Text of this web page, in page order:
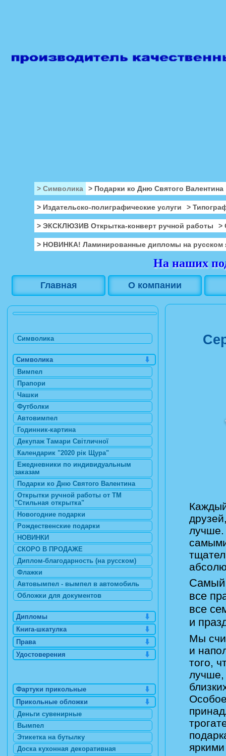
> Символика > Подарки ко Дню Святого Валентина
> Издательско-полиграфические услуги >
> ЭКСКЛЮЗИВ Открытка-конверт ручной работы >
> НОВИНКА! Ламинированные дипломы на русском
На наших
Главная О компании
лучше.
Самый
все
все
и
Мы
и
того,
лучше,
Символика
Символика
Вимпел
Прапори
Чашки
Футболки
Автовимпел
Годинник-картина
Декупаж Тамари Світличної
Календарик "2020 рік Щура"
Ежедневники по индивидуальным
заказам
Подарки ко Дню Святого Валентина
Открытки ручной работы от ТМ
"Стильная открытка"
Новогодние подарки
Рождественские подарки
НОВИНКИ
СКОРО В ПРОДАЖЕ
Диплом-благодарность (на русском)
Флажки
Автовымпел - вымпел в автомобиль
Обложки для документов
Дипломы
Книга-шкатулка
Права
Удостоверения
Фартуки прикольные
Прикольные обложки
Деньги сувенирные
Вымпел
Этикетка на бутылку
Доска кухонная декоративная